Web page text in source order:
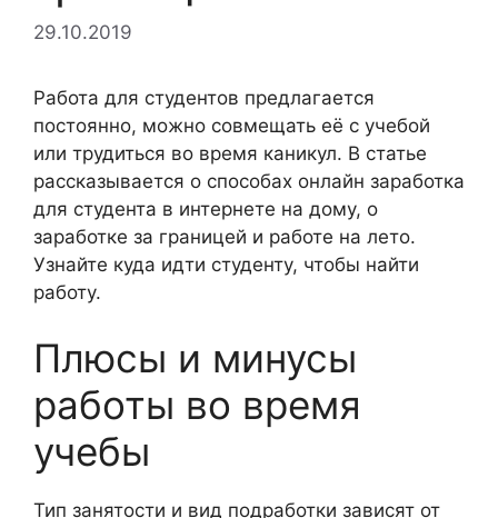
29.10.2019
Работа для студентов предлагается
постоянно, можно совмещать её с учебой
или трудиться во время каникул. В статье
рассказывается о способах онлайн заработка
для студента в интернете на дому, о
заработке за границей и работе на лето.
Узнайте куда идти студенту, чтобы найти
работу.
Плюсы и минусы
работы во время
учебы
Тип занятости и вид подработки зависят от